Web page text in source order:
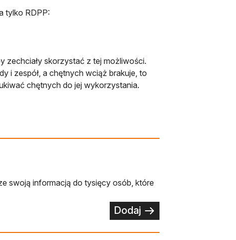
tylko RDPP:
zechciały skorzystać z tej możliwości.
i zespół, a chętnych wciąż brakuje, to
chętnych do jej wykorzystania.
swoją informacją do tysięcy osób, które
Dodaj